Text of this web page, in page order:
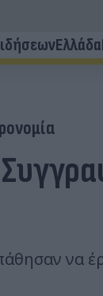
Ελλάδα
να